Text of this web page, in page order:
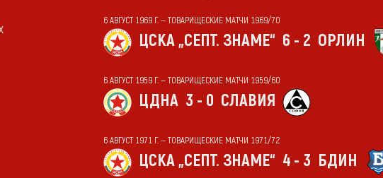
6 АВГУСТ 1969 Г. — ТОВАРИЩЕСКИЕ МАТЧИ 1969/70
ЦСКА „СЕПТ. ЗНАМЕ“ 6 - 2 ОРЛИН
6 АВГУСТ 1959 Г. — ТОВАРИЩЕСКИЕ МАТЧИ 1959/60
ЦДНА 3 - 0 СЛАВИЯ
6 АВГУСТ 1971 Г. — ТОВАРИЩЕСКИЕ МАТЧИ 1971/72
ЦСКА „СЕПТ. ЗНАМЕ“ 4 - 3 БДИН